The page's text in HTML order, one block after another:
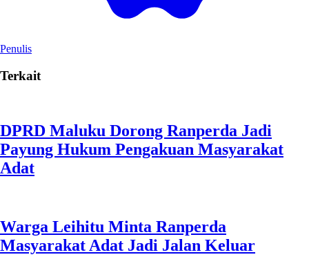
Penulis
Terkait
DPRD Maluku Dorong Ranperda Jadi
Payung Hukum Pengakuan Masyarakat
Adat
Warga Leihitu Minta Ranperda
Masyarakat Adat Jadi Jalan Keluar